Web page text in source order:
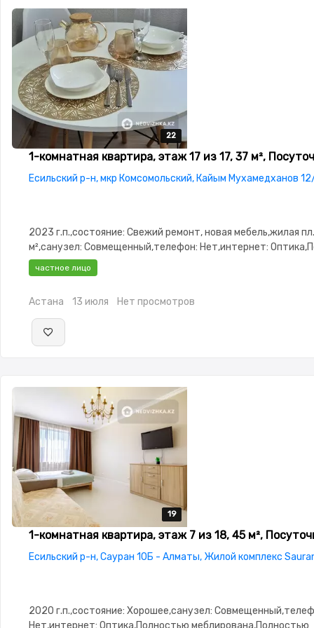
22
22
22
22
22
1-комнатная квартира, этаж 17 из 17, 37 м²,
Есильский р-н, мкр Комсомольский, Кайым Мухамедханов
2023 г.п.,состояние: Свежий ремонт, новая мебель,жилая
м²,санузел: Совмещенный,телефон: Нет,интернет:
меблирована,Полностью меблирована,потолки:
охраняемая
частное лицо
Астана 13 июля Нет просмотров
19
19
19
19
19
1-комнатная квартира, этаж 7 из 18, 45 м²,
Есильский р-н, Сауран 10Б - Алматы, Жилой комплекс
2020 г.п.,состояние: Хорошее,санузел: